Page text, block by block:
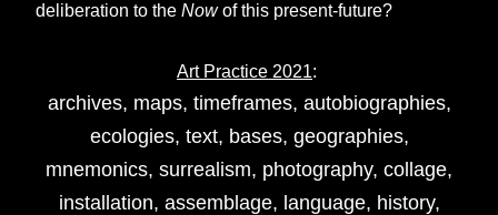
deliberation to the Nowof this present-future?
Art Practice 2021:
archives, maps, timeframes, autobiographies,
ecologies, text, bases, geographies,
mnemonics, surrealism, photography, collage,
installation, assemblage, language, history,